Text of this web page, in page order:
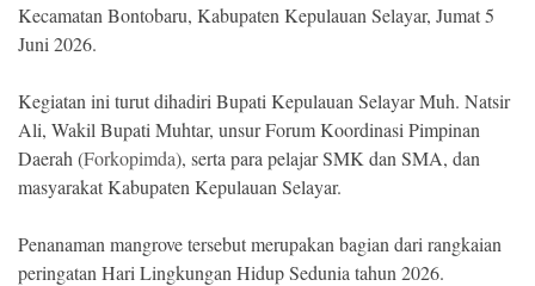
©
Copyright
2026
NETRAL
.
Reserved
Kecamatan Bontobaru, Kabupaten Kepulauan Selayar, Jumat 5
Juni 2026.
Kegiatan ini turut dihadiri Bupati Kepulauan Selayar Muh. Natsir
Ali, Wakil Bupati Muhtar, unsur Forum Koordinasi Pimpinan
Daerah (Forkopimda), serta para pelajar SMK dan SMA, dan
masyarakat Kabupaten Kepulauan Selayar.
Penanaman mangrove tersebut merupakan bagian dari rangkaian
peringatan Hari Lingkungan Hidup Sedunia tahun 2026.